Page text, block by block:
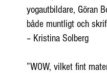
yogautbildare, Göran
både muntligt och
– Kristina Solberg
”WOW, vilket fint